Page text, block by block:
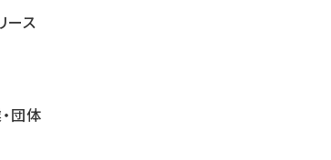
ース
団体